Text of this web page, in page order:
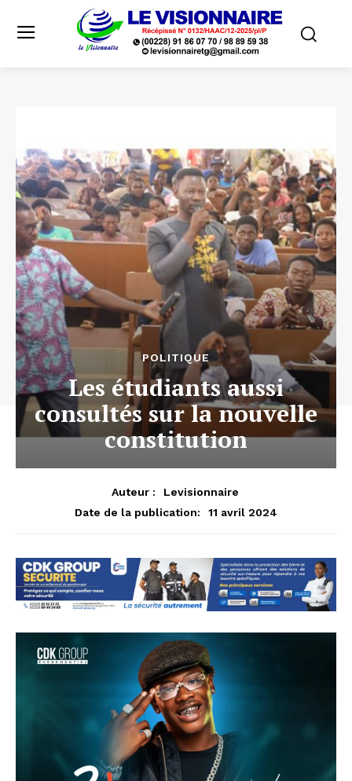
POLITIQUE
Les étudiants aussi
consultés sur la nouvelle
constitution
Auteur :
Levisionnaire
Date de la publication:
11 avril 2024